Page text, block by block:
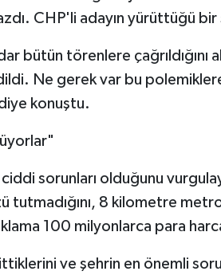
CHP'li adayın yürüttüğü
bütün törenlere çağrıldığını
Ne gerek var bu
konuştu.
sorunları olduğunu
tutmadığını, 8 kilometre
100 milyonlarca para
ve şehrin en önemli